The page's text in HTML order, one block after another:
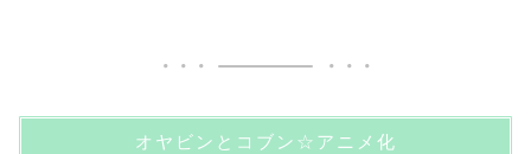
オヤビンとコブン☆アニメ化